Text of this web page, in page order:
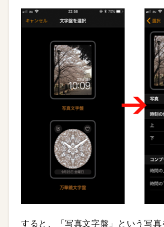
すると、「写真文字盤」という写真